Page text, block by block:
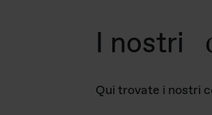
I nostri
Qui trovate i nostri